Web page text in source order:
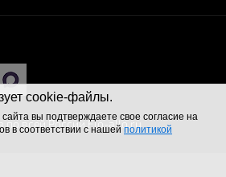
cookie-файлы.
вы подтверждаете свое согласие на
в соответствии с нашей политикой
по всей России Flo-allo.ru